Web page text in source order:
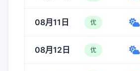
08月11日 优
08月12日 优